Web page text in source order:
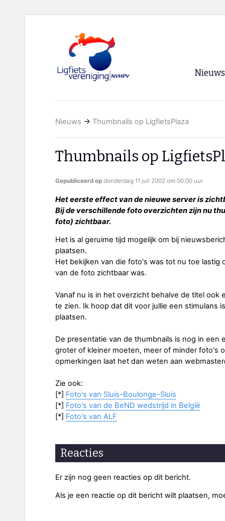
Nieuws
RSS
Nieuws → Thumbnails op LigfietsPlaza
Thumbnails op
Gepubliceerd op donderdag 11 juli 2002 om 00:00 uur
Het eerste effect van de nieuwe server is
Bij de verschillende foto overzichten zijn nu
foto) zichtbaar.
Het is al geruime tijd mogelijk om bij
plaatsen.
Het bekijken van die foto's was tot nu toe lastig
van de foto zichtbaar was.
Vanaf nu is in het overzicht behalve de titel
te zien. Ik hoop dat dit voor jullie een stimulans
plaatsen.
De presentatie van de thumbnails is nog in een
groter of kleiner moeten, meer of minder foto's
opmerkingen laat het dan weten aan
Zie ook:
[*] Foto's van Sluis-Boulonge-Sluis
[*] Foto's van de BeND wedstrijd in België
[*] Foto's van ALF
Reacties
Er zijn nog geen reacties op dit bericht.
Als je een reactie op dit bericht wilt plaatsen,